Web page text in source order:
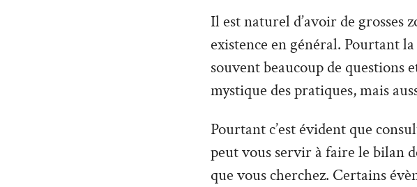
Il est naturel d’avoir de grosses
existence en général. Pourtant
souvent beaucoup de questions
mystique des pratiques, mais
Pourtant c’est évident que
peut vous servir à faire le bilan
que vous cherchez. Certains